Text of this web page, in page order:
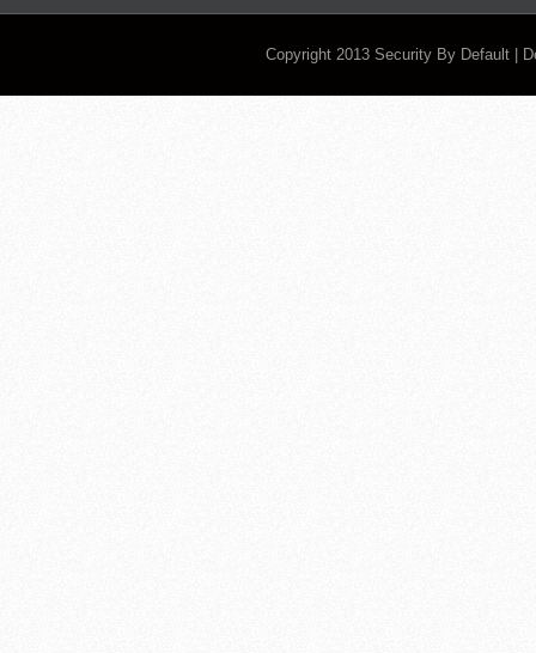
Copyright 2013 Security By Default |